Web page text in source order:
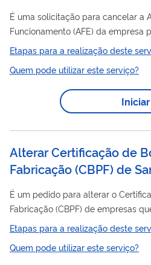
É uma solicitação para cancelar a
Funcionamento (AFE) da empresa
produtossaneantes. É
autorizadas.
Etapas para a realização deste
Quem pode utilizar este serviço?
Iniciar
Alterar Certificação de
Fabricação (CBPF) de
É um pedido para alterar o
Fabricação (CBPF) de empresas
saneantes . O Certificado é um
com as Boas Práticas de
Etapas para a realização deste
Quem pode utilizar este serviço?